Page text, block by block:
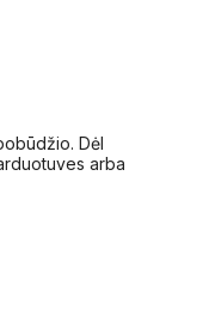
Dėl
arba